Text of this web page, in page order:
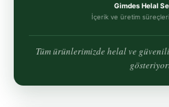
Gimdes Helal
İçerik ve üretim
Tüm ürünlerimizde helal ve